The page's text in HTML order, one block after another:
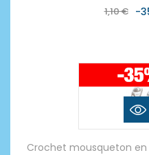
1,10 € -
Crochet mousqueton